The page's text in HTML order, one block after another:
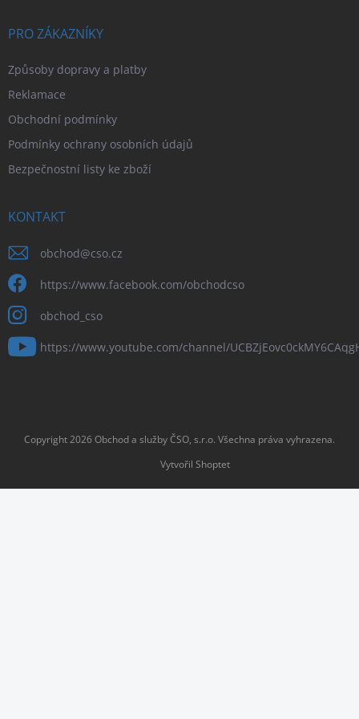
PRO ZÁKAZNÍKY
Způsoby dopravy a platby
Reklamace
Obchodní podmínky
Podmínky ochrany osobních údajů
Bezpečnostní listy ke zboží
KONTAKT
obchod@cso.cz
https://www.facebook.com/obchodcso
obchod_cso
https://www.youtube.com/channel/
Vytvořil Shoptet
Copyright 2026Obchod a služby ČSO, s.r.o. Všechna práva vyhrazena.